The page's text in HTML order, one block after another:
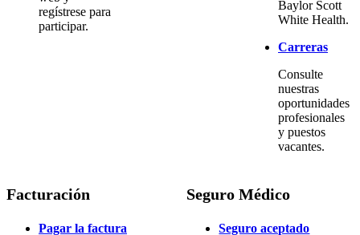
regístrese para
participar.
Baylor Scott
White Health.
Carreras
Consulte
nuestras
oportunidades
profesionales
y puestos
vacantes.
Facturación
Pagar la factura
Seguro Médico
Seguro aceptado